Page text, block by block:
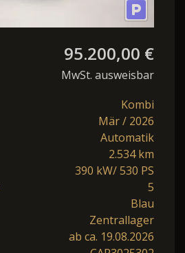
95.200,00 €
MwSt. ausweisbar
Kombi
Mär / 2026
Automatik
2.534 km
390 kW/ 530 PS
5
Blau
Zentrallager
ab ca. 19.08.2026